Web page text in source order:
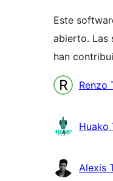
Este
abierto. Las
han
Renzo
Huako
Alexis